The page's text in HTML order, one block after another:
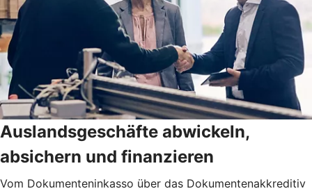
Auslandsgeschäfte abwickeln,
absichern und finanzieren
Vom Dokumenteninkasso über das Dokumentenakkreditiv